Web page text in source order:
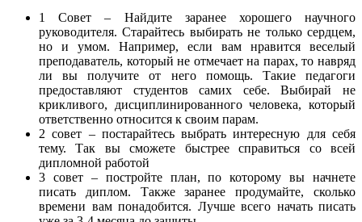
1 Совет – Найдите заранее хорошего научного
руководителя. Старайтесь выбирать не только сердцем,
но и умом. Например, если вам нравится веселый
преподаватель, который не отмечает на парах, то навряд
ли вы получите от него помощь. Такие педагоги
предоставляют студентов самих себе. Выбирай не
крикливого, дисциплинированного человека, который
ответственно относится к своим парам.
2 совет – постарайтесь выбрать интересную для себя
тему. Так вы сможете быстрее справиться со всей
дипломной работой
3 совет – постройте план, по которому вы начнете
писать диплом. Также заранее продумайте, сколько
времени вам понадобится. Лучше всего начать писать